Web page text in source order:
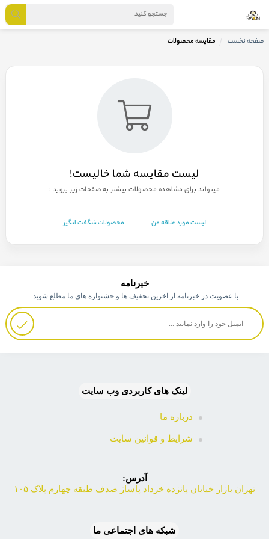
صفحه نخست مقایسه محصولات
لیست مقایسه شما خالیست!
میتواند برای مشاهده محصولات بیشتر به صفحات زیر بروید :
لیست مورد علاقه من محصولات شگفت انگیز
خبرنامه
با عضویت در خبرنامه از اخرین تحفیف ها و جشنواره های ما مطلع شوید.
لینک های کاربردی وب سایت
درباره ما
شرایط و قوانین سایت
آدرس:
تهران بازار خیابان پانزده خرداد پاساژ صدف طبقه چهارم پلاک ۱۰۵
شبکه های اجتماعی ما